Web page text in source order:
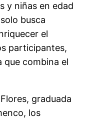
y niñas en edad
busca
el
participantes,
que combina el
graduada
los